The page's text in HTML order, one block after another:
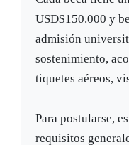
USD$150.000 y
admisión
sostenimiento,
tiquetes aéreos,
Para postularse,
requisitos